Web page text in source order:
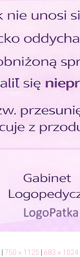
750 × 1125 683 × 1024